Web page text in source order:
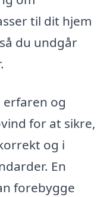
til dit hjem
du undgår
og
for at sikre,
og i
En
forebygge